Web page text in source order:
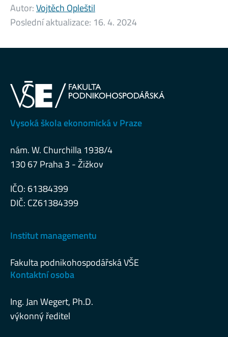
Autor:Vojtěch Opleštil
Poslední aktualizace: 16. 4. 2024
Vysoká škola ekonomická v Praze
nám. W. Churchilla 1938/4
130 67 Praha 3 - Žižkov
IČO: 61384399
DIČ: CZ61384399
Institut managementu
Fakulta podnikohospodářská VŠE
Kontaktní osoba
Ing. Jan Wegert, Ph.D.
výkonný ředitel